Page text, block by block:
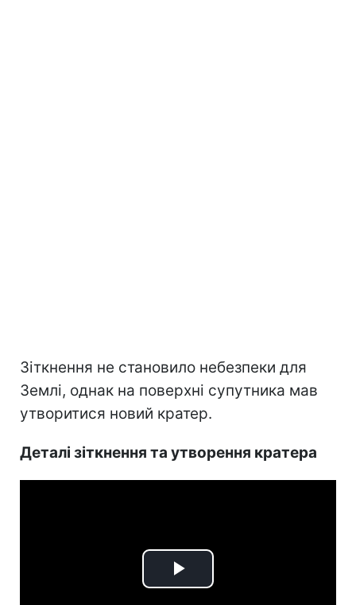
Зіткнення не становило небезпеки для
Землі, однак на поверхні супутника мав
утворитися новий кратер.
Деталі зіткнення та утворення кратера
Play